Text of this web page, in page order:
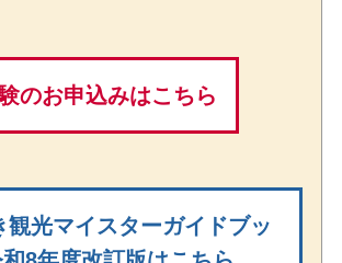
のお申込みはこちら
観光マイスターガイドブッ